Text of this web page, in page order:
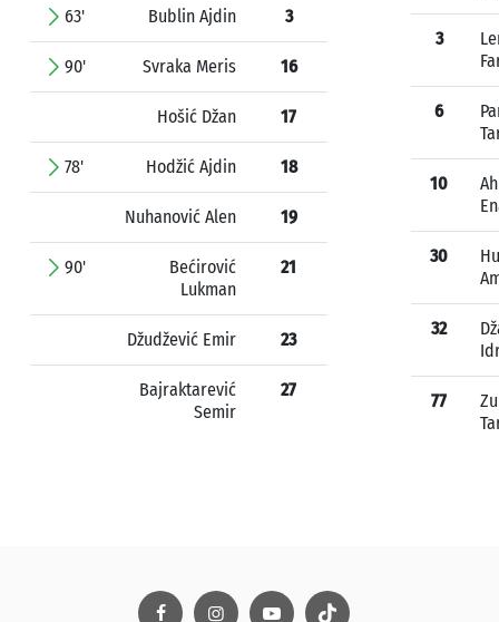
63' Bublin Ajdin 3
90' Svraka Meris 16
Hošić Džan 17
78' Hodžić Ajdin 18
Nuhanović Alen 19
90'
Bećirović
Lukman
21
Džudžević Emir 23
Bajraktarević
Semir
27
3
6
10
30
32
77